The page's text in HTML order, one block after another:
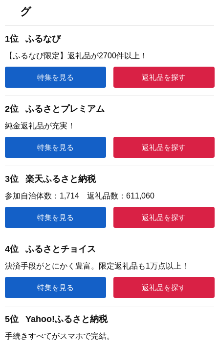
グ
1位 ふるなび
【ふるなび限定】返礼品が2700件以上！
特集を見る 返礼品を探す
2位 ふるさとプレミアム
純金返礼品が充実！
特集を見る 返礼品を探す
3位 楽天ふるさと納税
参加自治体数：1,714 返礼品数：611,060
特集を見る 返礼品を探す
4位 ふるさとチョイス
決済手段がとにかく豊富。限定返礼品も1万点以上！
特集を見る 返礼品を探す
5位 Yahoo!ふるさと納税
手続きすべてがスマホで完結。